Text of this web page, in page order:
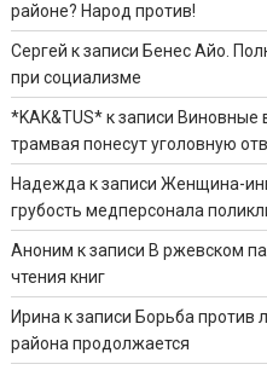
районе? Народ против!
Сергей к записи Бенес Айо.
при социализме
*KAK&TUS*к записи Виновные
трамвая понесут уголовную
Надеждак записиЖенщина-
грубость медперсонала
Аноним к записи В ржевском
чтения книг
Иринак записи Борьба против
района продолжается